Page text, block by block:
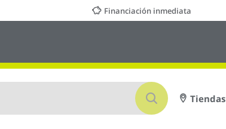
Financiación inmediata
Buscar
Tiendas